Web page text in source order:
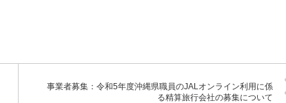
事業者募集：令和5年度沖縄県職員のJALオンライン利用に係
る精算旅行会社の募集について